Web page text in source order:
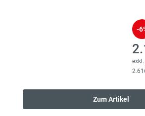
-
Zum Artikel